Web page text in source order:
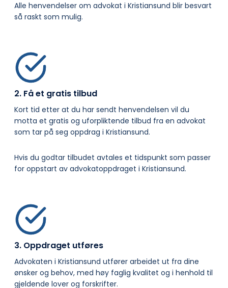
Alle henvendelser om advokat i Kristiansund blir besvart
så raskt som mulig.
2. Få et gratis tilbud
Kort tid etter at du har sendt henvendelsen vil du
motta et gratis og uforpliktende tilbud fra en advokat
som tar på seg oppdrag i Kristiansund.
Hvis du godtar tilbudet avtales et tidspunkt som passer
for oppstart av advokatoppdraget i Kristiansund.
3. Oppdraget utføres
Advokaten i Kristiansund utfører arbeidet ut fra dine
ønsker og behov, med høy faglig kvalitet og i henhold til
gjeldende lover og forskrifter.